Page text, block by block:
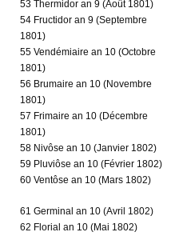
53 Thermidor an 9 (Août 1801)
54 Fructidor an 9 (Septembre
1801)
55 Vendémiaire an 10 (Octobre
1801)
56 Brumaire an 10 (Novembre
1801)
57 Frimaire an 10 (Décembre
1801)
58 Nivôse an 10 (Janvier 1802)
59 Pluviôse an 10 (Février 1802)
60 Ventôse an 10 (Mars 1802)
61 Germinal an 10 (Avril 1802)
62 Florial an 10 (Mai 1802)